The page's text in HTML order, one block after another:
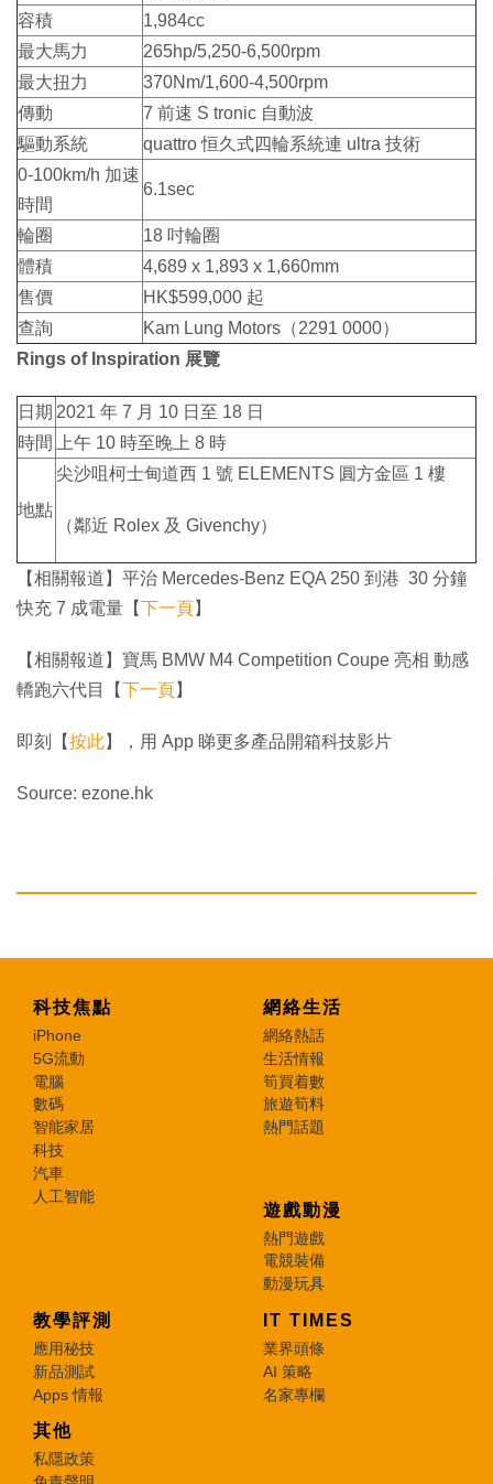
容積
1,984cc
最大馬力
265hp/5,250-6,500rpm
最大扭力
370Nm/1,600-4,500rpm
傳動
7 前速 S tronic 自動波
驅動系統
quattro 恒久式四輪系統連 ultra 技術
0-100km/h 加速
時間
6.1sec
輪圈
18 吋輪圈
體積
4,689 x 1,893 x 1,660mm
售價
HK$599,000 起
查詢
Kam Lung Motors（2291 0000）
Rings of Inspiration 展覽
日期 2021 年 7 月 10 日至 18 日
時間
上午 10 時至晚上 8 時
地點
尖沙咀柯士甸道西 1 號 ELEMENTS 圓方金區 1 樓
（鄰近 Rolex 及 Givenchy）
【相關報道】平治 Mercedes-Benz EQA 250 到港 30 分鐘
快充 7 成電量【下一頁】
【相關報道】寶馬 BMW M4 Competition Coupe 亮相 動感
轎跑六代目【下一頁】
即刻【按此】，用 App 睇更多產品開箱科技影片
Source: ezone.hk
科技焦點
iPhone
5G流動
電腦
數碼
智能家居
科技
汽車
人工智能
網絡生活
網絡熱話
生活情報
筍買着數
旅遊筍料
熱門話題
遊戲動漫
熱門遊戲
電競裝備
動漫玩具
教學評測
應用秘技
新品測試
Apps 情報
IT TIMES
業界頭條
AI 策略
名家專欄
其他
私隱政策